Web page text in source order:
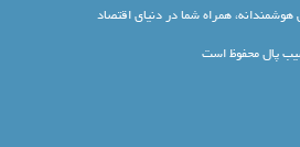
همراه شما در دنیای اقتصاد